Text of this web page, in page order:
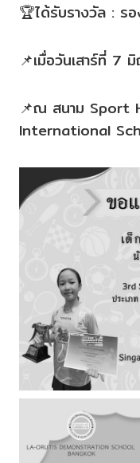
🏆ได้รับรางวัล : ร
📌เมื่อวันเสาร์ที่ 7
📌ณ สนาม Sport
International